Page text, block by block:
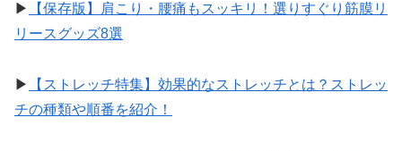
▶︎
【保存版】肩こり・腰痛もスッキリ！選りすぐり筋膜リ
リースグッズ8選
▶︎
【ストレッチ特集】効果的なストレッチとは？ストレッ
チの種類や順番を紹介！